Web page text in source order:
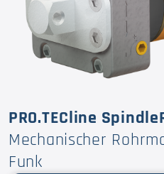
PRO.TECline
Mechanischer
Funk